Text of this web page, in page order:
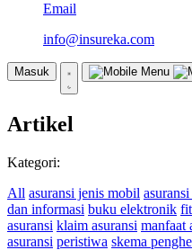
Email
info@insureka.com
Masuk
Artikel
Kategori:
All asuransi jenis mobil
dan informasi buku elektronik
asuransi klaim asuransi manfaat
asuransi peristiwa skema